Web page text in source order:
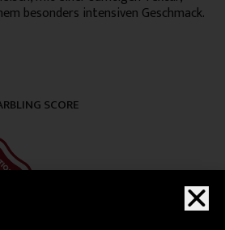
besonders intensiven Geschmack.
SCORE